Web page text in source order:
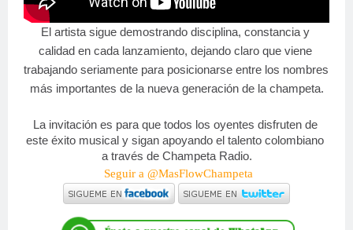
El artista sigue demostrando disciplina, constancia y
calidad en cada lanzamiento, dejando claro que viene
trabajando seriamente para posicionarse entre los nombres
más importantes de la nueva generación de la champeta.
La invitación es para que todos los oyentes disfruten de
este éxito musical y sigan apoyando el talento colombiano
a través de Champeta Radio.
Seguir a @MasFlowChampeta